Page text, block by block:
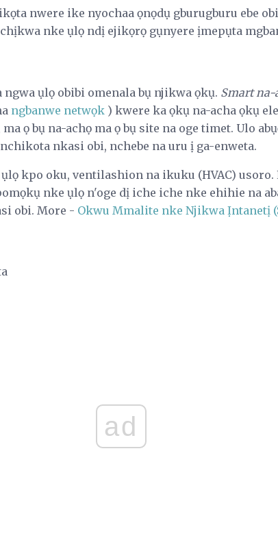
nwere ike nyochaa ọnọdụ gburugburu ebe
nke ụlọ ndị ejikọrọ gụnyere ịmepụta
ụlọ obibi omenala bụ njikwa ọkụ. Smart na-
ngbanwe netwọk ) kwere ka ọkụ na-acha ọkụ
ma ọ bụ na-achọ ma ọ bụ site na oge timet. Ulo
nkasi obi, nchebe na uru ị ga-enweta.
kpo oku, ventilashion na ikuku (HVAC)
nke ụlọ n'oge dị iche iche nke ehihie na
obi. More - Okwu Mmalite nke Njikwa Ịntanetị
ad